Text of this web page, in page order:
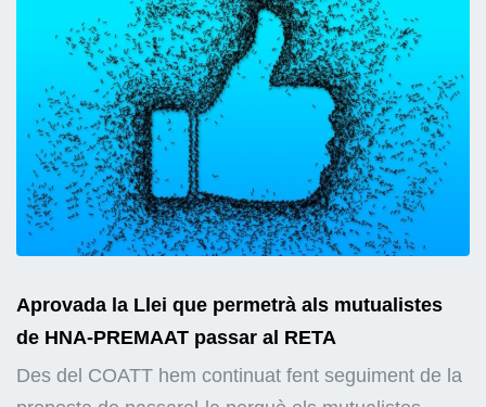
Aprovada la Llei que permetrà als mutualistes
de HNA-PREMAAT passar al RETA
Des del COATT hem continuat fent seguiment de la